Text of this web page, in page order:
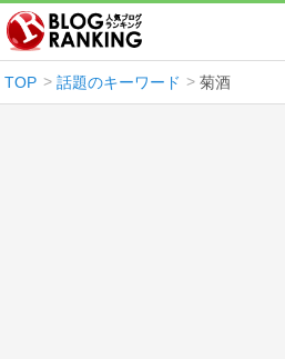
TOP 話題のキーワード 菊酒